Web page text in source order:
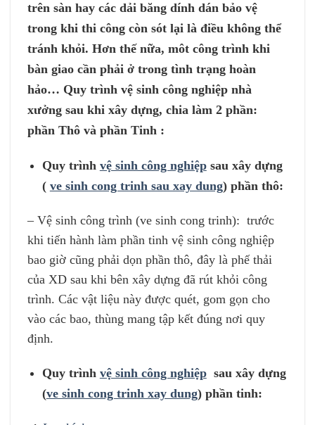
trên sàn hay các dải băng dính dán bảo vệ
trong khi thi công còn sót lại là điều không thể
tránh khỏi. Hơn thế nữa, môt công trình khi
bàn giao cần phải ở trong tình trạng hoàn
hảo… Quy trình vệ sinh công nghiệp nhà
xưởng sau khi xây dựng, chia làm 2 phần:
phần Thô và phần Tinh :
Quy trình vệ sinh công nghiệpsau xây dựng
( ve sinh cong trinh sau xay dung) phần thô:
– Vệ sinh công trình (ve sinh cong trinh): trước
khi tiến hành làm phần tinh vệ sinh công nghiệp
bao giờ cũng phải dọn phần thô, đây là phế thải
của XD sau khi bên xây dựng đã rút khỏi công
trình. Các vật liệu này được quét, gom gọn cho
vào các bao, thùng mang tập kết đúng nơi quy
định.
Quy trình vệ sinh công nghiệp sau xây dựng
(ve sinh cong trinh xay dung) phần tinh: